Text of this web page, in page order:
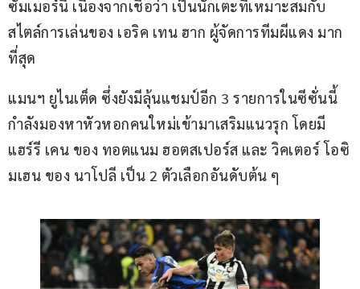
ซัมเมอร์นี้ เนื่องจากเชื่อว่า เป็นนักเตะที่เหมาะสมกับ
สไตล์การเล่นของ เอริค เทน ฮาก ผู้จัดการทีมผีแดง มาก
ที่สุด
แมนฯ ยูไนเต็ด ซึ่งยังมีลุ้นแชมป์อีก 3 รายการในซีซั่นนี้
กำลังมองหาหัวหอกคนใหม่เข้ามาเสริมแนวรุก โดยมี
แฮร์รี เคน ของ ทอตแนม ฮอตสเปอร์ส และ วิคเตอร์ โอซิ
มเฮน ของ นาโปลี เป็น 2 ตัวเลือกอันดับต้น ๆ